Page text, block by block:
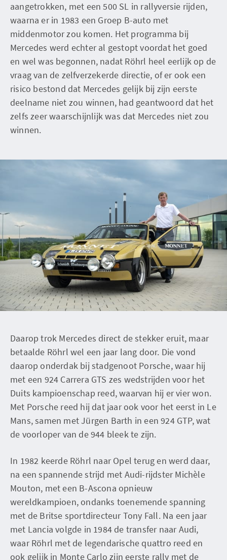
aangetrokken, met een 500 SL in rallyversie rijden,
waarna er in 1983 een Groep B-auto met
middenmotor zou komen. Het programma bij
Mercedes werd echter al gestopt voordat het goed
en wel was begonnen, nadat Röhrl heel eerlijk op de
vraag van de zelfverzekerde directie, of er ook een
risico bestond dat Mercedes gelijk bij zijn eerste
deelname niet zou winnen, had geantwoord dat het
zelfs zeer waarschijnlijk was dat Mercedes niet zou
winnen.
Daarop trok Mercedes direct de stekker eruit, maar
betaalde Röhrl wel een jaar lang door. Die vond
daarop onderdak bij stadgenoot Porsche, waar hij
met een 924 Carrera GTS zes wedstrijden voor het
Duits kampioenschap reed, waarvan hij er vier won.
Met Porsche reed hij dat jaar ook voor het eerst in Le
Mans, samen met Jürgen Barth in een 924 GTP, wat
de voorloper van de 944 bleek te zijn.
In 1982 keerde Röhrl naar Opel terug en werd daar,
na een spannende strijd met Audi-rijdster Michèle
Mouton, met een B-Ascona opnieuw
wereldkampioen, ondanks toenemende spanning
met de Britse sportdirecteur Tony Fall. Na een jaar
met Lancia volgde in 1984 de transfer naar Audi,
waar Röhrl met de legendarische quattro reed en
ook gelijk in Monte Carlo zijn eerste rally met de